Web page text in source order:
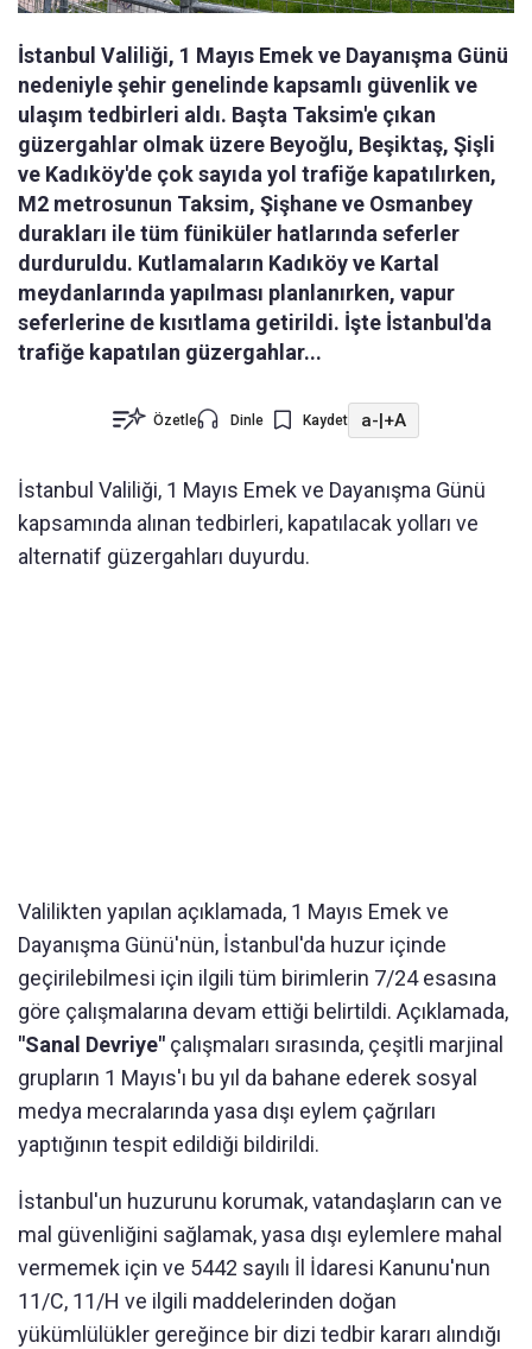
İstanbul Valiliği, 1 Mayıs Emek ve Dayanışma Günü
nedeniyle şehir genelinde kapsamlı güvenlik ve
ulaşım tedbirleri aldı. Başta Taksim'e çıkan
güzergahlar olmak üzere Beyoğlu, Beşiktaş, Şişli
ve Kadıköy'de çok sayıda yol trafiğe kapatılırken,
M2 metrosunun Taksim, Şişhane ve Osmanbey
durakları ile tüm füniküler hatlarında seferler
durduruldu. Kutlamaların Kadıköy ve Kartal
meydanlarında yapılması planlanırken, vapur
seferlerine de kısıtlama getirildi. İşte İstanbul'da
trafiğe kapatılan güzergahlar...
Özetle Dinle Kaydet a-|+A
İstanbul Valiliği, 1 Mayıs Emek ve Dayanışma Günü
kapsamında alınan tedbirleri, kapatılacak yolları ve
alternatif güzergahları duyurdu.
Valilikten yapılan açıklamada, 1 Mayıs Emek ve
Dayanışma Günü'nün, İstanbul'da huzur içinde
geçirilebilmesi için ilgili tüm birimlerin 7/24 esasına
göre çalışmalarına devam ettiği belirtildi. Açıklamada,
"Sanal Devriye" çalışmaları sırasında, çeşitli marjinal
grupların 1 Mayıs'ı bu yıl da bahane ederek sosyal
medya mecralarında yasa dışı eylem çağrıları
yaptığının tespit edildiği bildirildi.
İstanbul'un huzurunu korumak, vatandaşların can ve
mal güvenliğini sağlamak, yasa dışı eylemlere mahal
vermemek için ve 5442 sayılı İl İdaresi Kanunu'nun
11/C, 11/H ve ilgili maddelerinden doğan
yükümlülükler gereğince bir dizi tedbir kararı alındığı